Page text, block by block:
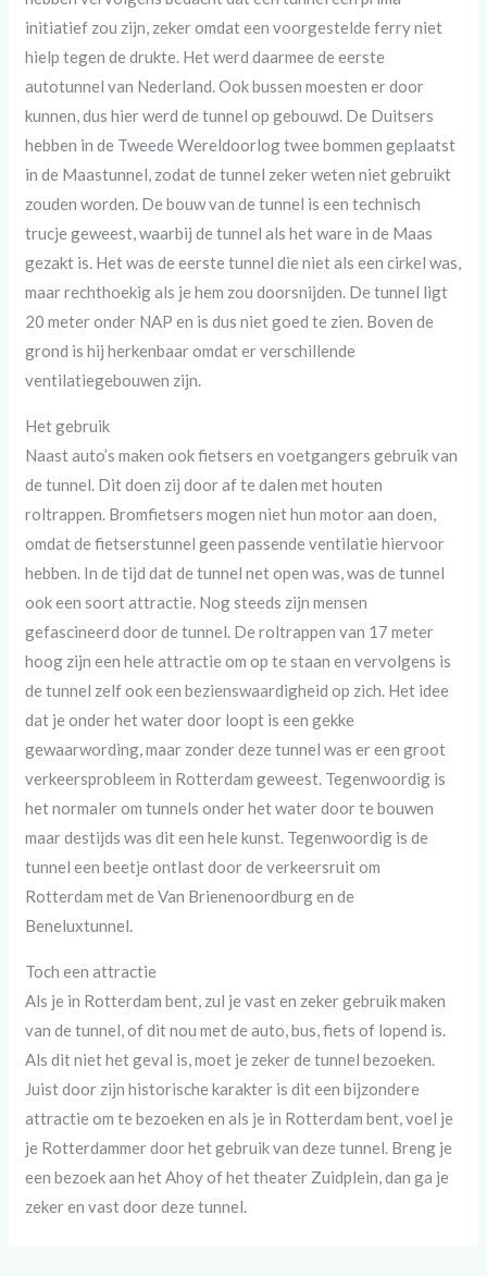
initiatief zou zijn, zeker omdat een voorgestelde ferry niet
hielp tegen de drukte. Het werd daarmee de eerste
autotunnel van Nederland. Ook bussen moesten er door
kunnen, dus hier werd de tunnel op gebouwd. De Duitsers
hebben in de Tweede Wereldoorlog twee bommen geplaatst
in de Maastunnel, zodat de tunnel zeker weten niet gebruikt
zouden worden. De bouw van de tunnel is een technisch
trucje geweest, waarbij de tunnel als het ware in de Maas
gezakt is. Het was de eerste tunnel die niet als een cirkel was,
maar rechthoekig als je hem zou doorsnijden. De tunnel ligt
20 meter onder NAP en is dus niet goed te zien. Boven de
grond is hij herkenbaar omdat er verschillende
ventilatiegebouwen zijn.
Het gebruik
Naast auto’s maken ook fietsers en voetgangers gebruik van
de tunnel. Dit doen zij door af te dalen met houten
roltrappen. Bromfietsers mogen niet hun motor aan doen,
omdat de fietserstunnel geen passende ventilatie hiervoor
hebben. In de tijd dat de tunnel net open was, was de tunnel
ook een soort attractie. Nog steeds zijn mensen
gefascineerd door de tunnel. De roltrappen van 17 meter
hoog zijn een hele attractie om op te staan en vervolgens is
de tunnel zelf ook een bezienswaardigheid op zich. Het idee
dat je onder het water door loopt is een gekke
gewaarwording, maar zonder deze tunnel was er een groot
verkeersprobleem in Rotterdam geweest. Tegenwoordig is
het normaler om tunnels onder het water door te bouwen
maar destijds was dit een hele kunst. Tegenwoordig is de
tunnel een beetje ontlast door de verkeersruit om
Rotterdam met de Van Brienenoordburg en de
Beneluxtunnel.
Toch een attractie
Als je in Rotterdam bent, zul je vast en zeker gebruik maken
van de tunnel, of dit nou met de auto, bus, fiets of lopend is.
Als dit niet het geval is, moet je zeker de tunnel bezoeken.
Juist door zijn historische karakter is dit een bijzondere
attractie om te bezoeken en als je in Rotterdam bent, voel je
je Rotterdammer door het gebruik van deze tunnel. Breng je
een bezoek aan het Ahoy of het theater Zuidplein, dan ga je
zeker en vast door deze tunnel.